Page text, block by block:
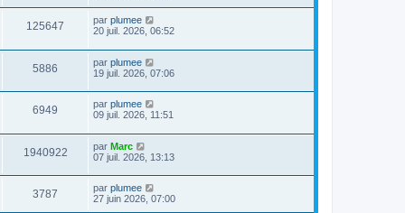
125647 par plumee
20 juil. 2026, 06:52
5886 par plumee
19 juil. 2026, 07:06
6949 par plumee
09 juil. 2026, 11:51
1940922 par Marc
07 juil. 2026, 13:13
3787 par plumee
27 juin 2026, 07:00